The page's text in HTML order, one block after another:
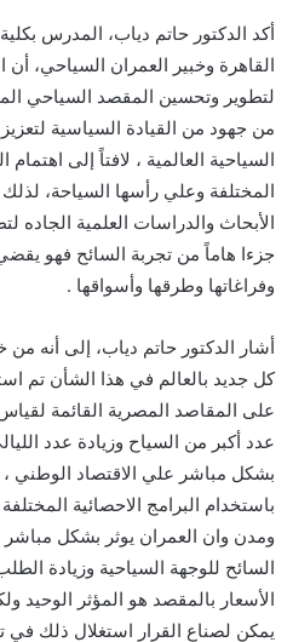
أكد الدكتور حاتم دياب، المدرس
القاهرة وخبير العمران السياحي، أن
لتطوير وتحسين المقصد السياحي
من جهود من القيادة السياسية
السياحية العالمية ، لافتاً إلى اهتمام
المختلفة وعلي رأسها السياحة،
الأبحاث والدراسات العلمية الجاده
جزءا هاماً من تجربة السائح فهو
وفراغاتها وطرقها وأسواقها .
أشار الدكتور حاتم دياب، إلى أنه من
كل جديد بالعالم في هذا الشأن تم
على المقاصد المصرية القائمة
عدد أكبر من السياح وزيادة عدد
بشكل مباشر علي الاقتصاد الوطني
باستخدام البرامج الاحصائية
السائح للوجهة السياحية وزيادة
الأسعار بالمقصد هو المؤثر الوحيد
يمكن لصناع القرار استغلال ذلك في